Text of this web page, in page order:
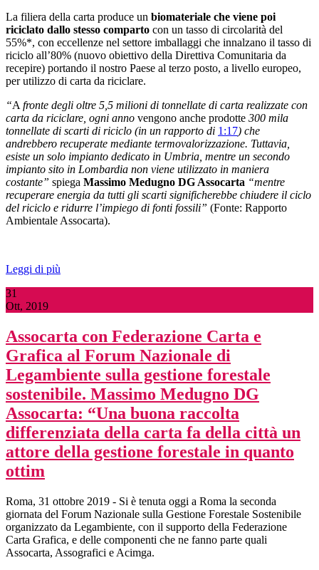
La filiera della carta produce un biomateriale che viene poi
riciclato dallo stesso comparto con un tasso di circolarità del
55%*, con eccellenze nel settore imballaggi che innalzano il tasso di
riciclo all’80% (nuovo obiettivo della Direttiva Comunitaria da
recepire) portando il nostro Paese al terzo posto, a livello europeo,
per utilizzo di carta da riciclare.
“A fronte degli oltre 5,5 milioni di tonnellate di carta realizzate con
carta da riciclare, ogni anno vengono anche prodotte 300 mila
tonnellate di scarti di riciclo (in un rapporto di 1:17) che
andrebbero recuperate mediante termovalorizzazione. Tuttavia,
esiste un solo impianto dedicato in Umbria, mentre un secondo
impianto sito in Lombardia non viene utilizzato in maniera
costante” spiega Massimo Medugno DG Assocarta “mentre
recuperare energia da tutti gli scarti significherebbe chiudere il ciclo
del riciclo e ridurre l’impiego di fonti fossili” (Fonte: Rapporto
Ambientale Assocarta).
Leggi di più
31
Ott, 2019
Assocarta con Federazione Carta e
Grafica al Forum Nazionale di
Legambiente sulla gestione forestale
sostenibile. Massimo Medugno DG
Assocarta: “Una buona raccolta
differenziata della carta fa della città un
attore della gestione forestale in quanto
ottim
Roma, 31 ottobre 2019 - Si è tenuta oggi a Roma la seconda
giornata del Forum Nazionale sulla Gestione Forestale Sostenibile
organizzato da Legambiente, con il supporto della Federazione
Carta Grafica, e delle componenti che ne fanno parte quali
Assocarta, Assografici e Acimga.